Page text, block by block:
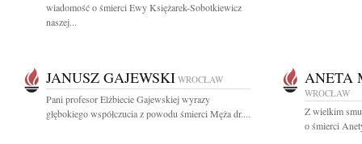
wiadomość o śmierci Ewy Księżarek-Sobotkiewicz
naszej...
JANUSZ GAJEWSKI WROCŁAW
Pani profesor Elżbiecie Gajewskiej wyrazy
głębokiego współczucia z powodu śmierci Męża dr....
ANETA
WROCŁAW
Z wielkim
o śmierci